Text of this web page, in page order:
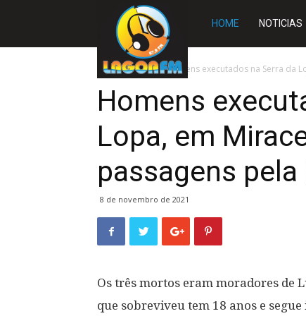
Rádio
Lagoa
FM
HOME NOTICIAS
Início SLIDE Homens executados na Serra da
Homens
Lopa, em
passagens pela
8 de novembro de 2021
Os três mortos eram moradores de
que sobreviveu tem 18 anos e